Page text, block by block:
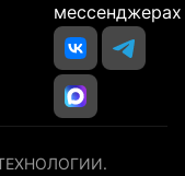
мессенджерах